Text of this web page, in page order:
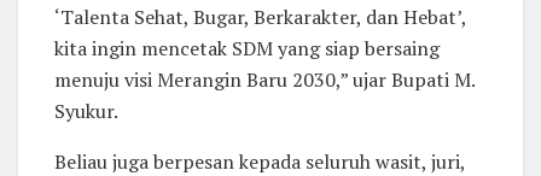
‘Talenta Sehat, Bugar, Berkarakter, dan Hebat’,
kita ingin mencetak SDM yang siap bersaing
menuju visi Merangin Baru 2030,” ujar Bupati M.
Syukur.
Beliau juga berpesan kepada seluruh wasit, juri,